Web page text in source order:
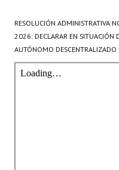
RESOLUCIÓN ADMINISTRATIVA
2026: DECLARAR EN SITUACIÓN
AUTÓNOMO DESCENTRALIZADO